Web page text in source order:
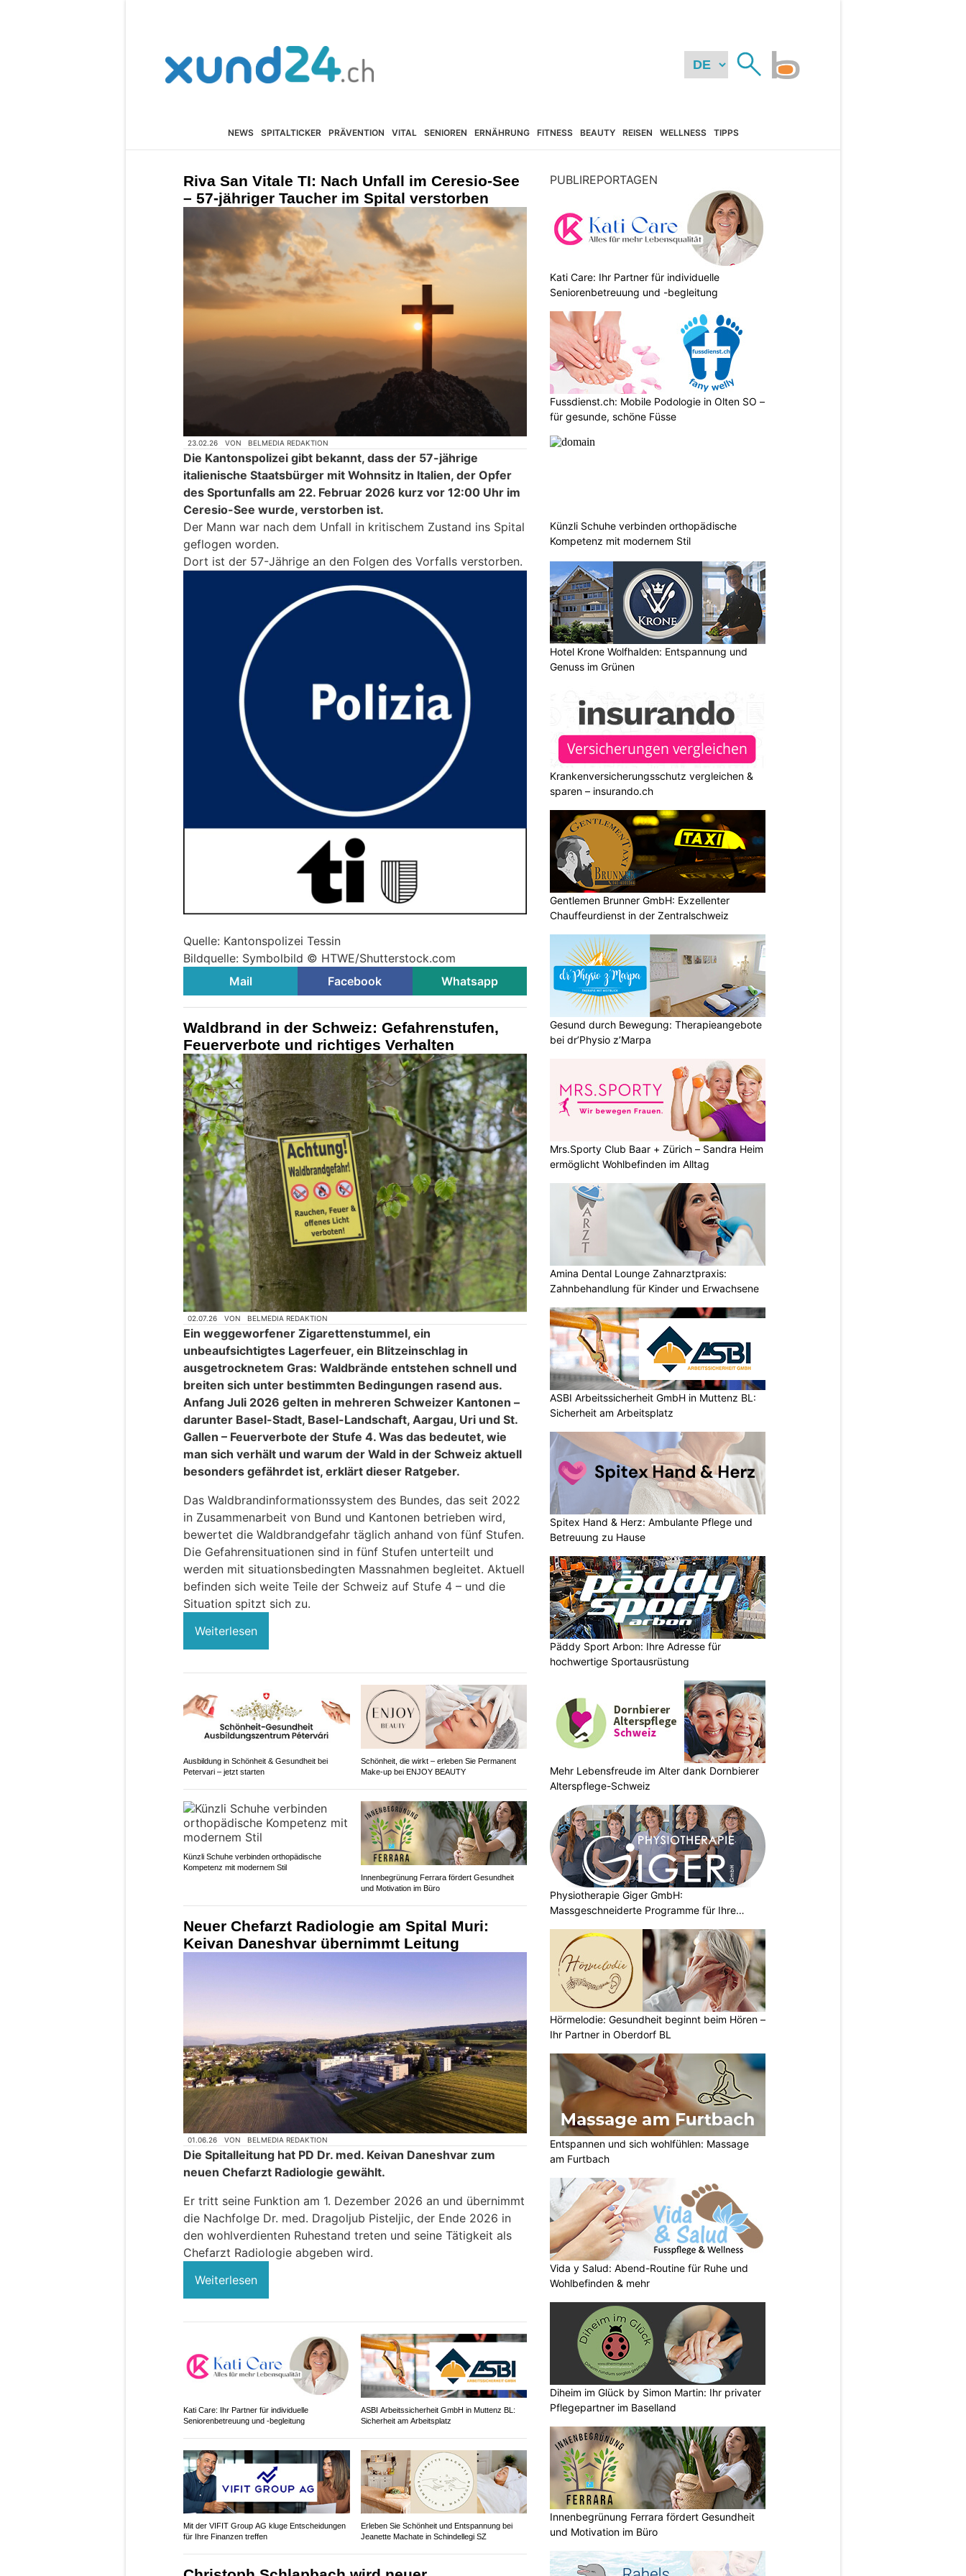
NEWS SPITALTICKER PRÄVENTION VITAL SENIOREN ERNÄHRUNG FITNESS BEAUTY REISEN WELLNESS TIPPS
Riva San Vitale TI: Nach Unfall im Ceresio-See
– 57-jähriger Taucher im Spital verstorben
23.02.26 VON BELMEDIA REDAKTION
Die Kantonspolizei gibt bekannt, dass der 57-jährige
italienische Staatsbürger mit Wohnsitz in Italien, der Opfer
des Sportunfalls am 22. Februar 2026 kurz vor 12:00 Uhr im
Ceresio-See wurde, verstorben ist.
Der Mann war nach dem Unfall in kritischem Zustand ins Spital
geflogen worden.
Dort ist der 57-Jährige an den Folgen des Vorfalls verstorben.
Quelle: Kantonspolizei Tessin
Bildquelle: Symbolbild © HTWE/Shutterstock.com
Mail
Facebook Whatsapp
Waldbrand in der Schweiz: Gefahrenstufen,
Feuerverbote und richtiges Verhalten
02.07.26 VON BELMEDIA REDAKTION
Ein weggeworfener Zigarettenstummel, ein
unbeaufsichtigtes Lagerfeuer, ein Blitzeinschlag in
ausgetrocknetem Gras: Waldbrände entstehen schnell und
breiten sich unter bestimmten Bedingungen rasend aus.
Anfang Juli 2026 gelten in mehreren Schweizer Kantonen –
darunter Basel-Stadt, Basel-Landschaft, Aargau, Uri und St.
Gallen – Feuerverbote der Stufe 4. Was das bedeutet, wie
man sich verhält und warum der Wald in der Schweiz aktuell
besonders gefährdet ist, erklärt dieser Ratgeber.
Das Waldbrandinformationssystem des Bundes, das seit 2022
in Zusammenarbeit von Bund und Kantonen betrieben wird,
bewertet die Waldbrandgefahr täglich anhand von fünf Stufen.
Die Gefahrensituationen sind in fünf Stufen unterteilt und
werden mit situationsbedingten Massnahmen begleitet. Aktuell
befinden sich weite Teile der Schweiz auf Stufe 4 – und die
Situation spitzt sich zu.
Weiterlesen
Ausbildung in Schönheit & Gesundheit bei
Petervari – jetzt starten
Schönheit, die wirkt – erleben Sie Permanent
Make-up bei ENJOY BEAUTY
Künzli Schuhe verbinden orthopädische
Kompetenz mit modernem Stil
Innenbegrünung Ferrara fördert Gesundheit
und Motivation im Büro
Neuer Chefarzt Radiologie am Spital Muri:
Keivan Daneshvar übernimmt Leitung
01.06.26 VON BELMEDIA REDAKTION
Die Spitalleitung hat PD Dr. med. Keivan Daneshvar zum
neuen Chefarzt Radiologie gewählt.
Er tritt seine Funktion am 1. Dezember 2026 an und übernimmt
die Nachfolge Dr. med. Dragoljub Pisteljic, der Ende 2026 in
den wohlverdienten Ruhestand treten und seine Tätigkeit als
Chefarzt Radiologie abgeben wird.
Weiterlesen
Kati Care: Ihr Partner für individuelle
Seniorenbetreuung und -begleitung
ASBI Arbeitssicherheit GmbH in Muttenz BL:
Sicherheit am Arbeitsplatz
Mit der VIFIT Group AG kluge Entscheidungen
für Ihre Finanzen treffen
Erleben Sie Schönheit und Entspannung bei
Jeanette Machate in Schindellegi SZ
PUBLIREPORTAGEN
Kati Care: Ihr Partner für individuelle
Seniorenbetreuung und -begleitung
Fussdienst.ch: Mobile Podologie in Olten SO –
für gesunde, schöne Füsse
Künzli Schuhe verbinden orthopädische
Kompetenz mit modernem Stil
Hotel Krone Wolfhalden: Entspannung und
Genuss im Grünen
Krankenversicherungsschutz vergleichen &
sparen – insurando.ch
Gentlemen Brunner GmbH: Exzellenter
Chauffeurdienst in der Zentralschweiz
Gesund durch Bewegung: Therapieangebote
bei dr’Physio z’Marpa
Mrs.Sporty Club Baar + Zürich – Sandra Heim
ermöglicht Wohlbefinden im Alltag
Amina Dental Lounge Zahnarztpraxis:
Zahnbehandlung für Kinder und Erwachsene
ASBI Arbeitssicherheit GmbH in Muttenz BL:
Sicherheit am Arbeitsplatz
Spitex Hand & Herz: Ambulante Pflege und
Betreuung zu Hause
Päddy Sport Arbon: Ihre Adresse für
hochwertige Sportausrüstung
Mehr Lebensfreude im Alter dank Dornbierer
Alterspflege-Schweiz
Physiotherapie Giger GmbH:
Massgeschneiderte Programme für Ihre
Hörmelodie: Gesundheit beginnt beim Hören –
Ihr Partner in Oberdorf BL
Entspannen und sich wohlfühlen: Massage
am Furtbach
Vida y Salud: Abend-Routine für Ruhe und
Wohlbefinden & mehr
Diheim im Glück by Simon Martin: Ihr privater
Pflegepartner im Baselland
Innenbegrünung Ferrara fördert Gesundheit
und Motivation im Büro